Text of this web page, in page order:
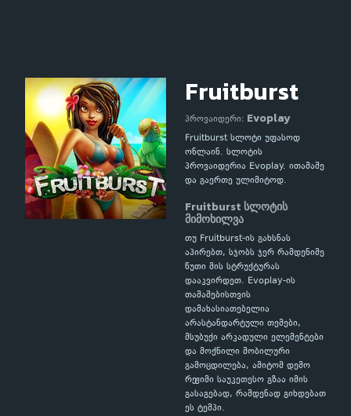
Fruitburst
პროვაიდერი: Evoplay
Fruitburst სლოტი უფასოდ
ონლაინ. სლოტის
პროვაიდერია Evoplay. ითამაშე
და გაერთე ულიმიტოდ.
Fruitburst სლოტის
მიმოხილვა
თუ Fruitburst-ის გახსნას
აპირებთ, სჯობს ჯერ რამდენიმე
წუთი მის სტრუქტურას
დააკვირდეთ. Evoplay-ის
თამაშებისთვის
დამახასიათებელია
არასტანდარტული თემები,
მსუბუქი არკადული ელემენტები
და მოქნილი მობილური
გამოცდილება, ამიტომ დემო
რეჟიმი საუკეთესო გზაა იმის
გასაგებად, რამდენად გიხდებათ
ეს ტემპი.